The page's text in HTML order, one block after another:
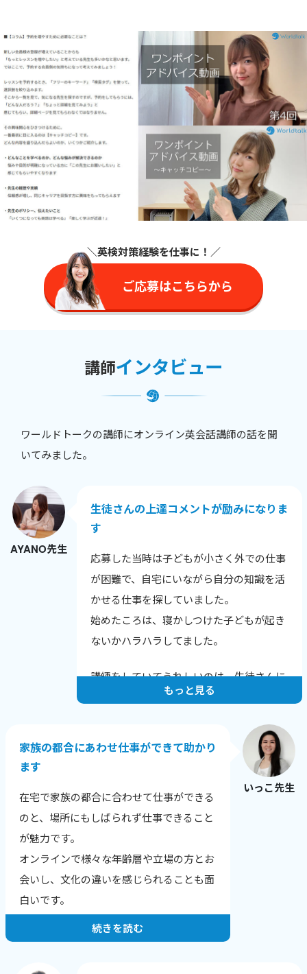
＼英検対策経験を仕事に ！／
ご応募はこちらから
講師インタビュー
ワールドトークの講師にオンライン英会話講師の話を聞
いてみました。
AYANO先生
生徒さんの上達コメントが励みになりま
す
応募した当時は子どもが小さく外での仕事
が困難で、自宅にいながら自分の知識を活
かせる仕事を探していました。
始めたころは、寝かしつけた子どもが起き
ないかハラハラしてました。
講師をしていてうれしいのは、生徒さんに
上達のコメントをいただいたときです。
「発音が上達し英語が聞きやすくなった
と、他の英会話スクールでほめられまし
た！」
「長文読解の秘伝ルールを伝授いただいた
「全く文章の組み立てが苦手だったのです
が、自分でもちゃんと文章を作れるように
もっと見る
いっこ先生
家族の都合にあわせ仕事ができて助かり
ます
在宅で家族の都合に合わせて仕事ができる
のと、場所にもしばられず仕事できること
が魅力です。
オンラインで様々な年齢層や立場の方とお
会いし、文化の違いを感じられることも面
白いです。
お一人・お一人の希望や目標にあったレッ
続きを読む